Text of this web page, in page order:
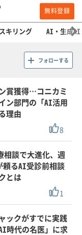
無料登録
キリング AI・生成AI
フォローする
賞獲得…コニカミ
ン部門の「AI活用
理由
8
相談で大進化、週
頼るAI受診前相談
とは
1
ックがすでに実践
時代の名医」に求